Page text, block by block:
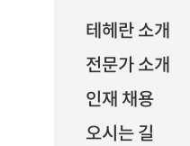
테헤란 소개
전문가 소개
인재 채용
오시는 길